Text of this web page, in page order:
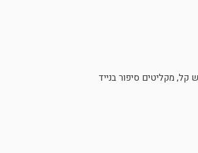
מקליטים סיפור בנייד